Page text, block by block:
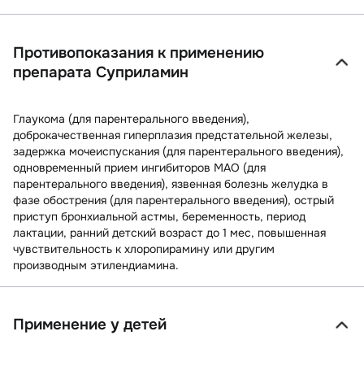
Противопоказания к применению
препарата Суприламин
Глаукома (для парентерального введения),
доброкачественная гиперплазия предстательной железы,
задержка мочеиспускания (для парентерального введения),
одновременный прием ингибиторов МАО (для
парентерального введения), язвенная болезнь желудка в
фазе обострения (для парентерального введения), острый
приступ бронхиальной астмы, беременность, период
лактации, ранний детский возраст до 1 мес, повышенная
чувствительность к хлоропирамину или другим
производным этилендиамина.
Применение у детей